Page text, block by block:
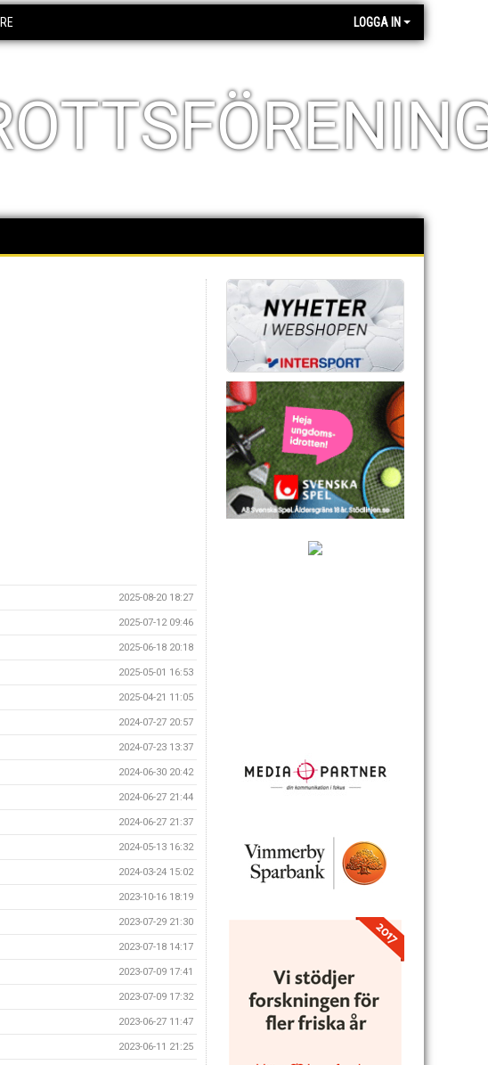
LOGGA IN
2025-08-20 18:27
2025-07-12 09:46
2025-06-18 20:18
2025-05-01 16:53
2025-04-21 11:05
2024-07-27 20:57
2024-07-23 13:37
2024-06-30 20:42
2024-06-27 21:44
2024-06-27 21:37
2024-05-13 16:32
2024-03-24 15:02
2023-10-16 18:19
2023-07-29 21:30
2023-07-18 14:17
2023-07-09 17:41
2023-07-09 17:32
2023-06-27 11:47
2023-06-11 21:25